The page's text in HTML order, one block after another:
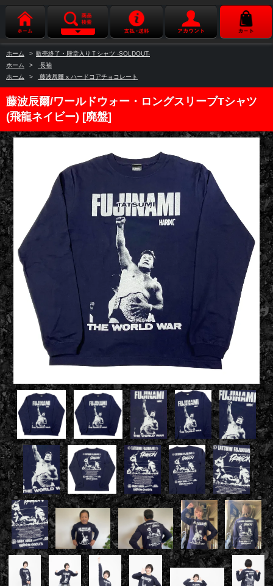
ホーム > 販売終了・殿堂入りＴシャツ -SOLDOUT-
ホーム
>
長袖
ホーム
> 藤波辰爾 x ハードコアチョコレート
藤波辰爾/ワールドウォー・ロングスリーブTシャツ
(飛龍ネイビー) [廃盤]